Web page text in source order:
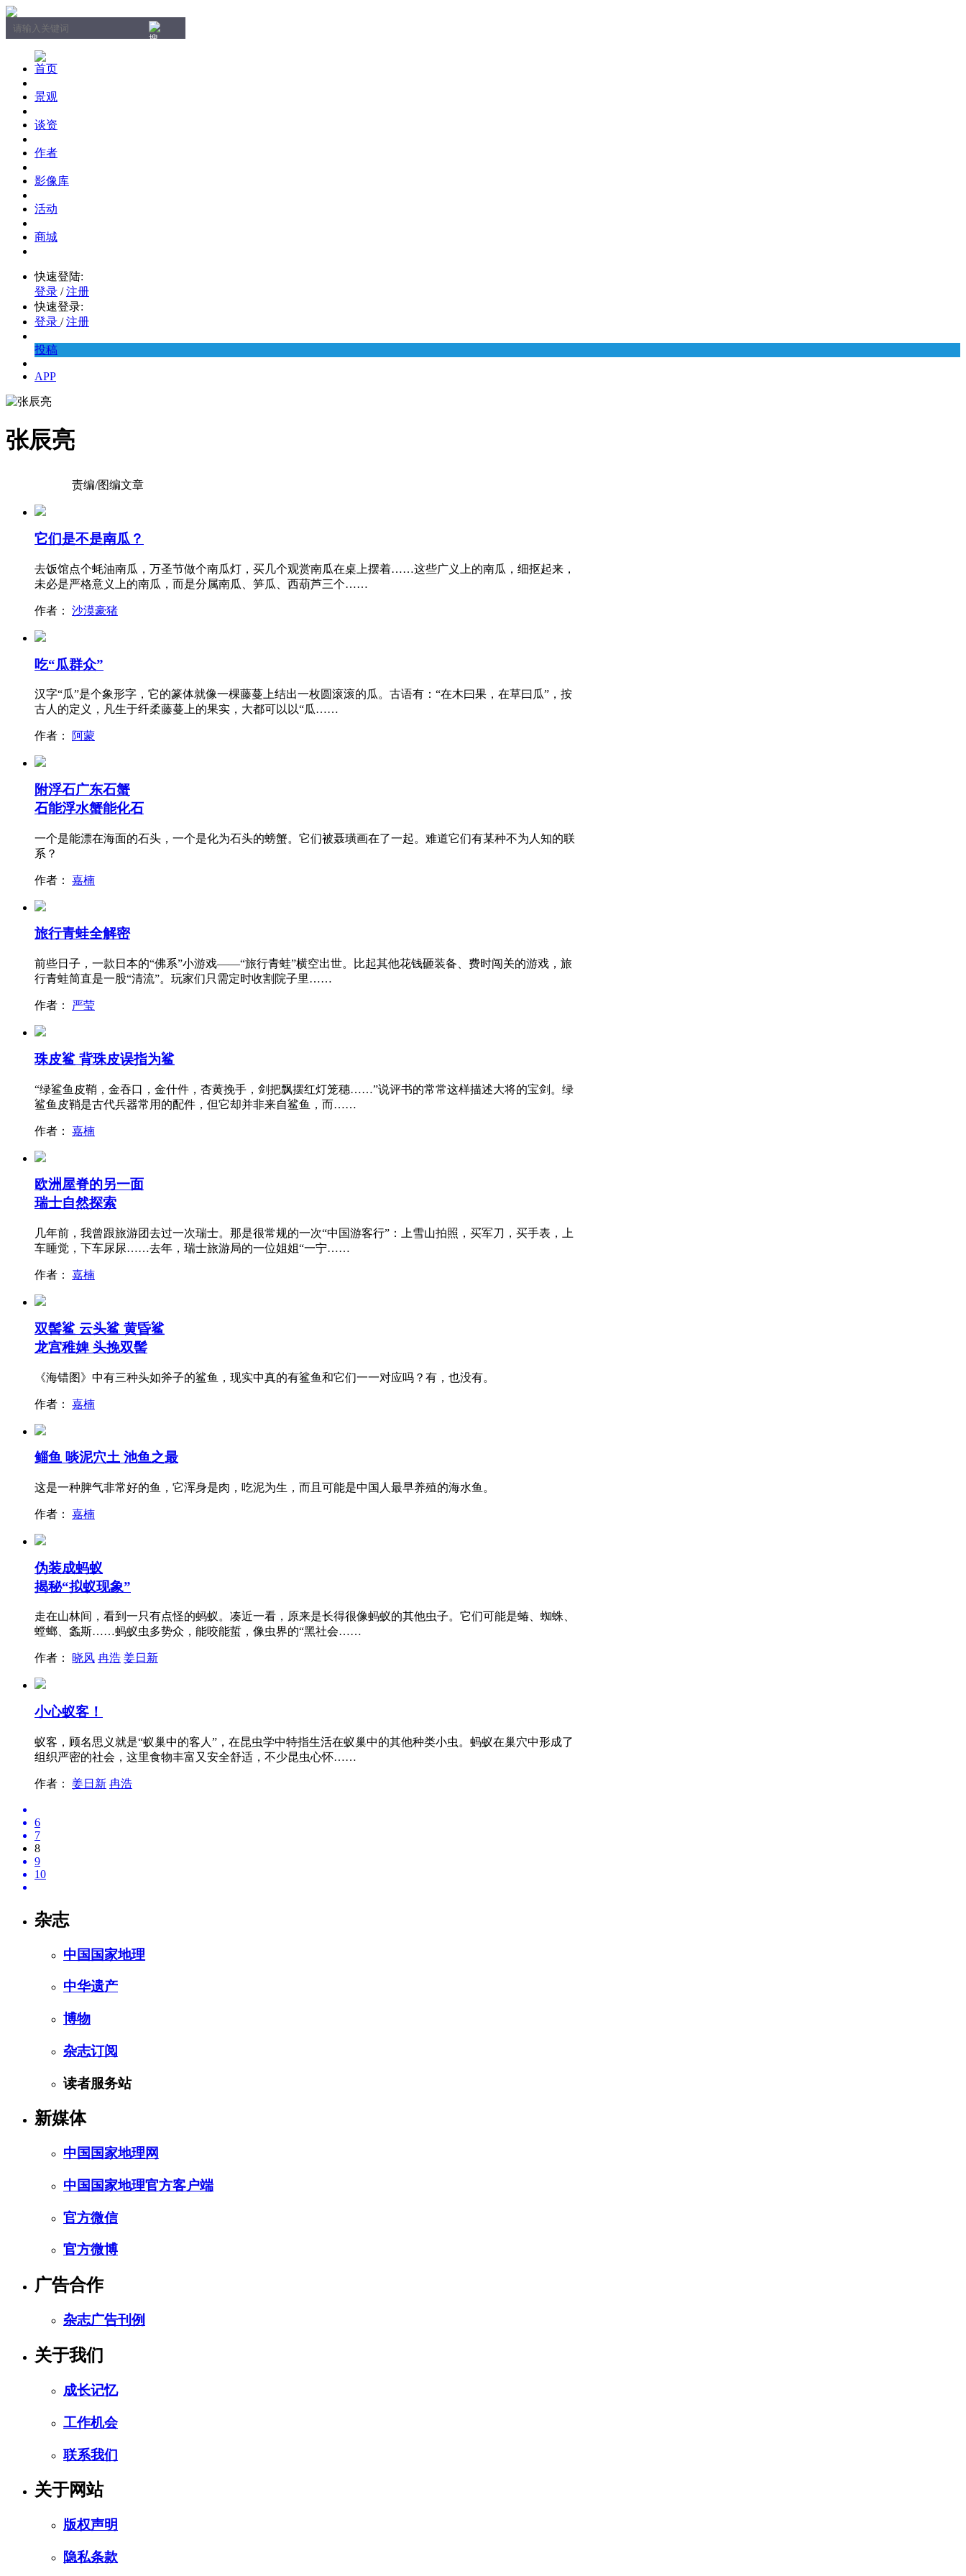
首页
景观
谈资
作者
影像库
活动
商城
快速登陆:
登录 / 注册
快速登录:
登录 / 注册
投稿
APP
张辰亮
责编/图编文章
它们是不是南瓜？
去饭馆点个蚝油南瓜，万圣节做个南瓜灯，买几个观赏南瓜在桌上摆着……这些广义上的南瓜，细抠起来，
未必是严格意义上的南瓜，而是分属南瓜、笋瓜、西葫芦三个……
作者： 沙漠豪猪
吃“瓜群众”
汉字“瓜”是个象形字，它的篆体就像一棵藤蔓上结出一枚圆滚滚的瓜。古语有：“在木曰果，在草曰瓜”，按
古人的定义，凡生于纤柔藤蔓上的果实，大都可以以“瓜……
作者： 阿蒙
附浮石广东石蟹
石能浮水蟹能化石
一个是能漂在海面的石头，一个是化为石头的螃蟹。它们被聂璜画在了一起。难道它们有某种不为人知的联
系？
作者： 嘉楠
旅行青蛙全解密
前些日子，一款日本的“佛系”小游戏——“旅行青蛙”横空出世。比起其他花钱砸装备、费时闯关的游戏，旅
行青蛙简直是一股“清流”。玩家们只需定时收割院子里……
作者： 严莹
珠皮鲨 背珠皮误指为鲨
“绿鲨鱼皮鞘，金吞口，金什件，杏黄挽手，剑把飘摆红灯笼穗……”说评书的常常这样描述大将的宝剑。绿
鲨鱼皮鞘是古代兵器常用的配件，但它却并非来自鲨鱼，而……
作者： 嘉楠
欧洲屋脊的另一面
瑞士自然探索
几年前，我曾跟旅游团去过一次瑞士。那是很常规的一次“中国游客行”：上雪山拍照，买军刀，买手表，上
车睡觉，下车尿尿……去年，瑞士旅游局的一位姐姐“一宁……
作者： 嘉楠
双髻鲨 云头鲨 黄昏鲨
龙宫稚婢 头挽双髻
《海错图》中有三种头如斧子的鲨鱼，现实中真的有鲨鱼和它们一一对应吗？有，也没有。
作者： 嘉楠
鲻鱼 啖泥穴土 池鱼之最
这是一种脾气非常好的鱼，它浑身是肉，吃泥为生，而且可能是中国人最早养殖的海水鱼。
作者： 嘉楠
伪装成蚂蚁
揭秘“拟蚁现象”
走在山林间，看到一只有点怪的蚂蚁。凑近一看，原来是长得很像蚂蚁的其他虫子。它们可能是蝽、蜘蛛、
螳螂、螽斯……蚂蚁虫多势众，能咬能蜇，像虫界的“黑社会……
作者： 晓风 冉浩 姜日新
小心蚁客！
蚁客，顾名思义就是“蚁巢中的客人”，在昆虫学中特指生活在蚁巢中的其他种类小虫。蚂蚁在巢穴中形成了
组织严密的社会，这里食物丰富又安全舒适，不少昆虫心怀……
作者： 姜日新 冉浩
6
7
8
9
10
杂志
中国国家地理
中华遗产
博物
杂志订阅
读者服务站
新媒体
中国国家地理网
中国国家地理官方客户端
官方微信
官方微博
广告合作
杂志广告刊例
关于我们
成长记忆
工作机会
联系我们
关于网站
版权声明
隐私条款